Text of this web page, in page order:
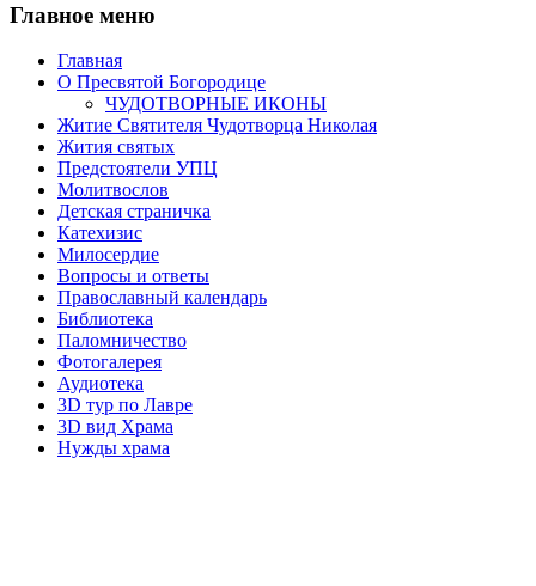
Главное меню
Главная
О Пресвятой Богородице
ЧУДОТВОРНЫЕ ИКОНЫ
Житие Святителя Чудотворца Николая
Жития святых
Предстоятели УПЦ
Молитвослов
Детская страничка
Катехизис
Милосердие
Вопросы и ответы
Православный календарь
Библиотека
Паломничество
Фотогалерея
Аудиотека
3D тур по Лавре
3D вид Храма
Нужды храма